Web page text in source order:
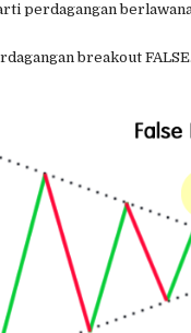
perdagangan
breakout FALSE.